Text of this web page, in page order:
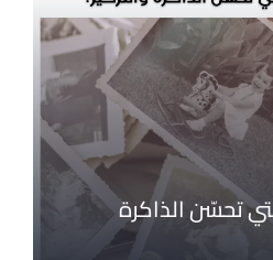
تحسّن الذاكرة